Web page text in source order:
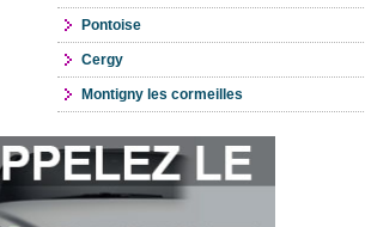
Pontoise
Cergy
Montigny les cormeilles